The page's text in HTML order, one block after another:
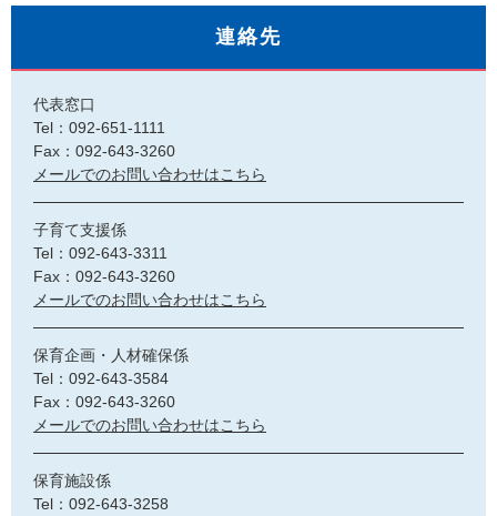
連絡先
代表窓口
Tel：092-651-1111
Fax：092-643-3260
メールでのお問い合わせはこちら
子育て支援係
Tel：092-643-3311
Fax：092-643-3260
メールでのお問い合わせはこちら
保育企画・人材確保係
Tel：092-643-3584
Fax：092-643-3260
メールでのお問い合わせはこちら
保育施設係
Tel：092-643-3258